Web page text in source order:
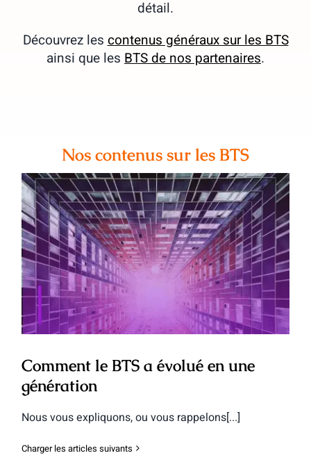
détail.
Découvrez lescontenus généraux sur les BTS
ainsi que les BTS de nos partenaires.
Nos contenus sur les BTS
Comment le BTS a évolué en une
génération
Comment le BTS a évolué en une
génération
Nous vous expliquons, ou vous rappelons[...]
Charger les articles suivants